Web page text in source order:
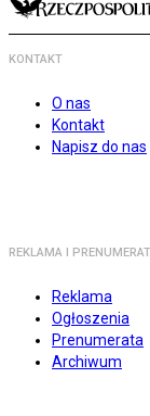
KONTAKT
O nas
Kontakt
Napisz do nas
REKLAMA I
Reklama
Ogłoszenia
Prenumerata
Archiwum